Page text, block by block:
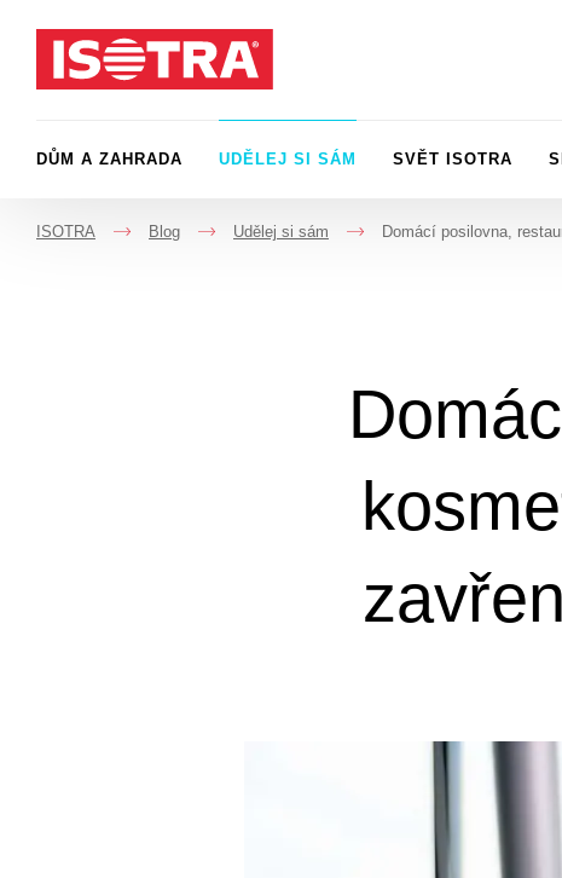
DŮM A ZAHRADA UDĚLEJ SI SÁM SVĚT ISOTRA
ISOTRA
->
Blog
->
Udělej si sám
->
Domácí posilovna,